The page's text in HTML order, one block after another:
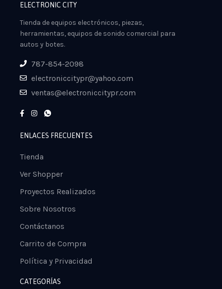
ELECTRONIC CITY
Tienda de equipos electrónicos, piezas,
herramientas, equipos de sonido comercial para
autos y botes.
787-854-2098
electroniccitypr@yahoo.com
ventas@electroniccitypr.com
ENLACES FRECUENTES
Tienda
Ver Shopper
Proyectos Realizados
Sobre Nosotros
Contáctanos
Carrito de Compra
Política y Privacidad
CATEGORÍAS